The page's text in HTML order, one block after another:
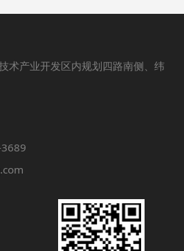
术产业开发区内规划四路南侧、纬